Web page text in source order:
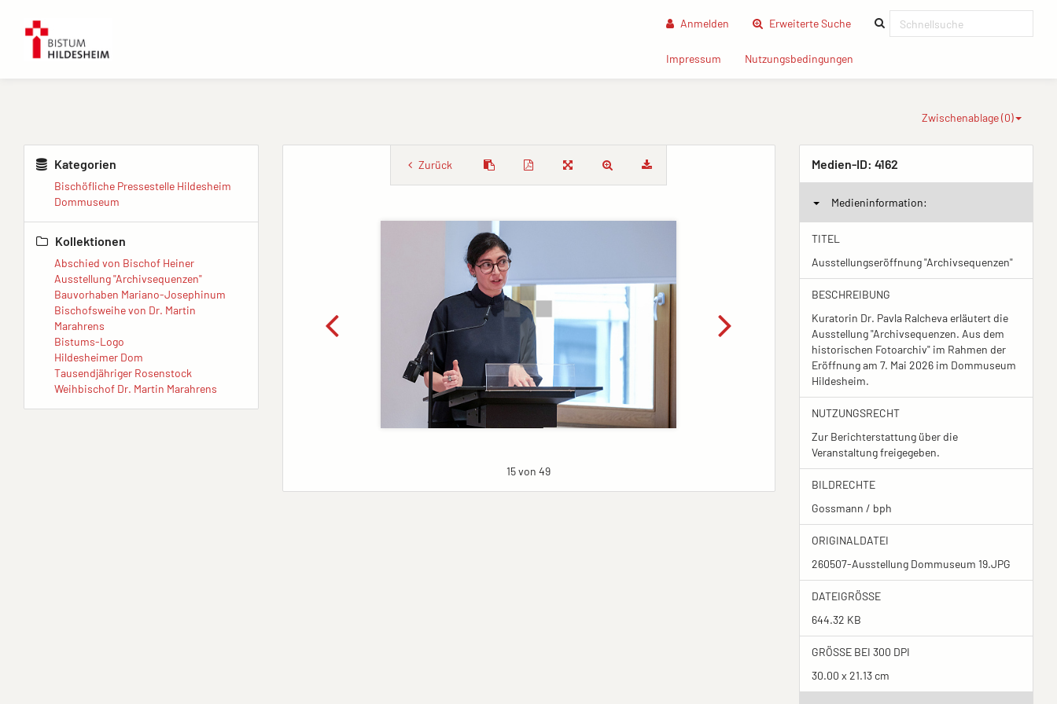
Anmelden Erweiterte Suche(current)
Impressum (current)Nutzungsbedingungen
Zwischenablage (0)
Kategorien
Bischöfliche Pressestelle Hildesheim
Dommuseum
Kollektionen
Abschied von Bischof Heiner
Ausstellung "Archivsequenzen"
Bauvorhaben Mariano-Josephinum
Bischofsweihe von Dr. Martin
Marahrens
Bistums-Logo
Hildesheimer Dom
Tausendjähriger Rosenstock
Weihbischof Dr. Martin Marahrens
Zurück
15 von 49
Medien-ID: 4162
Medieninformation:
TITEL
Ausstellungseröffnung "Archivsequenzen"
BESCHREIBUNG
Kuratorin Dr. Pavla Ralcheva erläutert die
Ausstellung "Archivsequenzen. Aus dem
historischen Fotoarchiv" im Rahmen der
Eröffnung am 7. Mai 2026 im Dommuseum
Hildesheim.
NUTZUNGSRECHT
Zur Berichterstattung über die
Veranstaltung freigegeben.
BILDRECHTE
Gossmann / bph
ORIGINALDATEI
260507-Ausstellung Dommuseum 19.JPG
DATEIGRÖSSE
644.32 KB
GRÖSSE BEI 300 DPI
30.00 x 21.13 cm